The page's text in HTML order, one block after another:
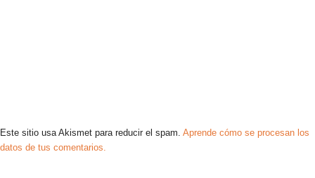
Este sitio usa Akismet para reducir el spam. Aprende cómo se procesan los
datos de tus comentarios.